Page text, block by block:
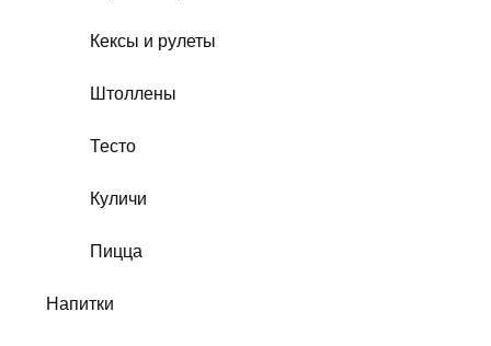
Кексы и рулеты
Штоллены
Тесто
Куличи
Пицца
Напитки